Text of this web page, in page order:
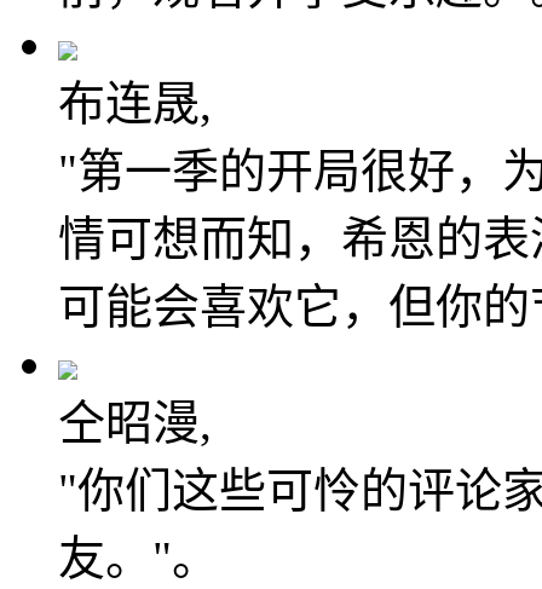
布连晟,
"第一季的开局很好，
情可想而知，希恩的
可能会喜欢它，但你
仝昭漫,
"你们这些可怜的评论
友。"。